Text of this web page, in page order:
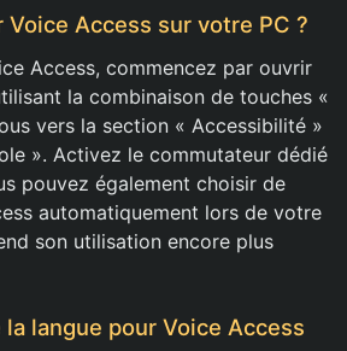
Access sur votre PC ?
Access, commencez par ouvrir
la combinaison de touches «
vers la section « Accessibilité »
». Activez le commutateur dédié
pouvez également choisir de
automatiquement lors de votre
son utilisation encore plus
langue pour Voice Access